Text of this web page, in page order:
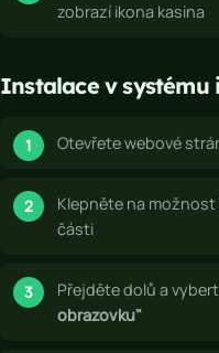
zobrazí ikona kasina
Instalace v systému
Otevřete webové
Klepněte na možnost
části
Přejděte dolů a
obrazovku"